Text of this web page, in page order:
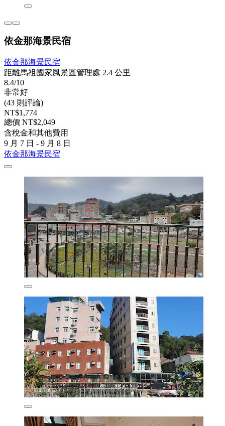
依金那海景民宿
依金那海景民宿
距離馬祖國家風景區管理處 2.4 公里
8.4/10
非常好
(43 則評論)
NT$1,774
總價 NT$2,049
含稅金和其他費用
9 月 7 日 - 9 月 8 日
依金那海景民宿